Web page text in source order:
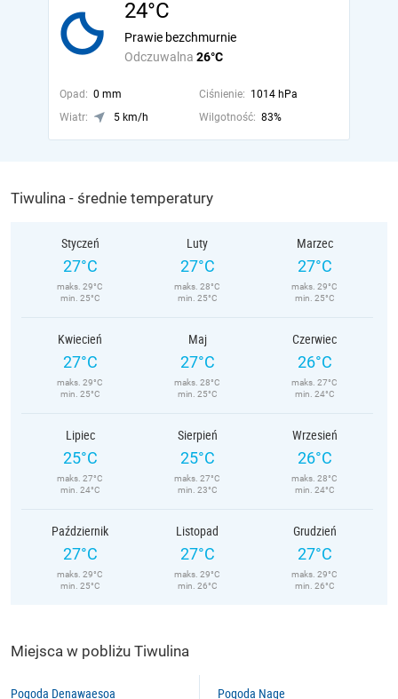
24°C
Odczuwalna 26°C
Prawie bezchmurnie
Opad: 0 mm Ciśnienie: 1014 hPa
Wiatr:
5 km/h Wilgotność: 83%
Tiwulina - średnie temperatury
Styczeń
27°C
maks. 29°C
min. 25°C
Luty
27°C
maks. 28°C
min. 25°C
Marzec
27°C
maks. 29°C
min. 25°C
Kwiecień
27°C
maks. 29°C
min. 25°C
Maj
27°C
maks. 28°C
min. 25°C
Czerwiec
26°C
maks. 27°C
min. 24°C
Lipiec
25°C
maks. 27°C
min. 24°C
Sierpień
25°C
maks. 27°C
min. 23°C
Wrzesień
26°C
maks. 28°C
min. 24°C
Październik
27°C
maks. 29°C
min. 25°C
Listopad
27°C
maks. 29°C
min. 26°C
Grudzień
27°C
maks. 29°C
min. 26°C
Miejsca w pobliżu Tiwulina
Pogoda Denawaesoa Pogoda Nage